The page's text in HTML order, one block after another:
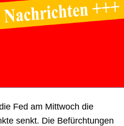
Fed am Mittwoch die
senkt. Die Befürchtungen